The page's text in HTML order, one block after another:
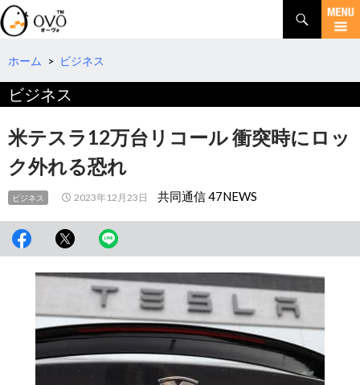
検
索
コ
テ
へ
移
動
ホーム > ビジネス
ビジネス
米テスラ12万台リコール 衝突時にロッ
ク外れる恐れ
ビジネス 2023年12月23日 共同通信 47NEWS